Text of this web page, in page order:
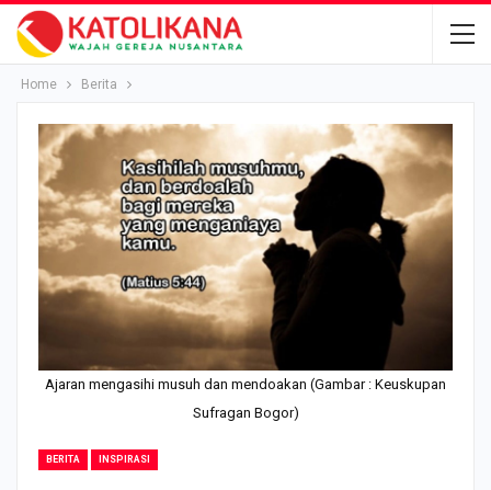
Home Berita
Ajaran mengasihi musuh dan mendoakan (Gambar : Keuskupan
Sufragan Bogor)
BERITA INSPIRASI